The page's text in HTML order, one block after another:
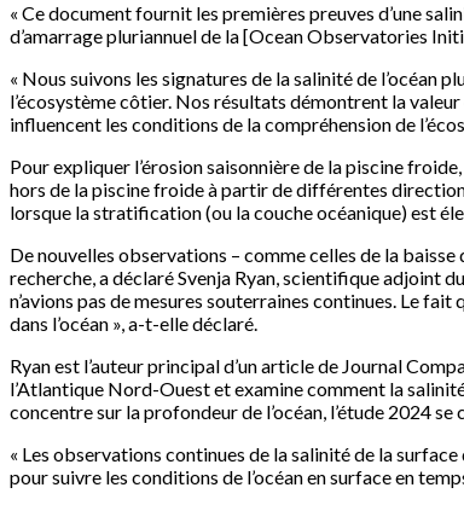
« Ce document fournit les premières preuves d’une
d’amarrage pluriannuel de la [Ocean Observatories
« Nous suivons les signatures de la salinité de
l’écosystème côtier. Nos résultats démontrent la
influencent les conditions de la compréhension de
Pour expliquer l’érosion saisonnière de la piscine
hors de la piscine froide à partir de différentes
lorsque la stratification (ou la couche océanique) est
De nouvelles observations – comme celles de la
recherche, a déclaré Svenja Ryan, scientifique adjoint
n’avions pas de mesures souterraines continues. Le
dans l’océan », a-t-elle déclaré.
Ryan est l’auteur principal d’un article de Journal
l’Atlantique Nord-Ouest et examine comment la
concentre sur la profondeur de l’océan, l’étude 2024
« Les observations continues de la salinité de la
pour suivre les conditions de l’océan en surface en